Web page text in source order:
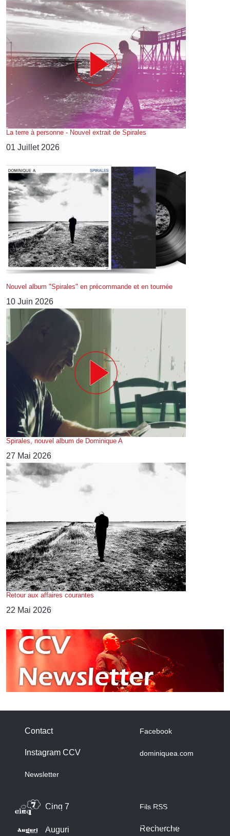
La terre à personne - Nouvel extrait de Spirales
01 Juillet 2026
Nouvel album "Spirales" en précommande et en tournée
10 Juin 2026
Spirales, nouvel album de Dominique A
27 Mai 2026
Retour aux affaires courantes
22 Mai 2026
Contact
Instagram CCV
Newsletter
Facebook
dominiquea.com
Cinq 7
Auguri
Fils RSS
Recherche
aident à améliorer ce site et l’expérience utilisateur (cookies
traceurs). Vous pouvez décider vous-même si vous autorisez